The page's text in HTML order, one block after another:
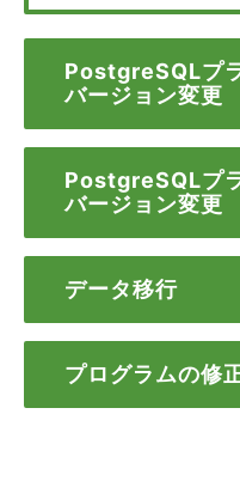
PostgreSQLプ
バージョン変更
PostgreSQLプ
バージョン変更
データ移行
プログラムの修